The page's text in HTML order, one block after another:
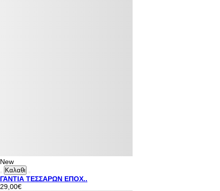
New
Καλαθι
ΓΑΝΤΙΑ ΤΕΣΣΑΡΩΝ ΕΠΟΧ..
29,00€